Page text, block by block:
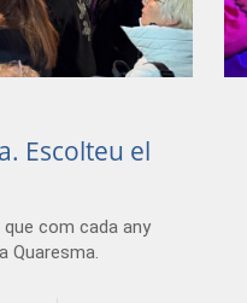
Escolteu el
com cada any
Quaresma.